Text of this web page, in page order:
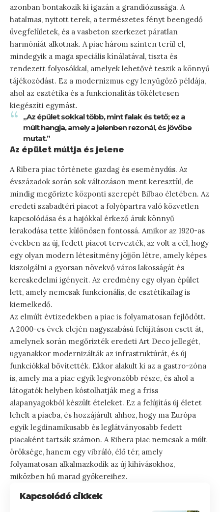
azonban bontakozik ki igazán a grandiózussága. A
hatalmas, nyitott terek, a természetes fényt beengedő
üvegfelületek, és a vasbeton szerkezet páratlan
harmóniát alkotnak. A piac három szinten terül el,
mindegyik a maga speciális kínálatával, tiszta és
rendezett folyosókkal, amelyek lehetővé teszik a könnyű
tájékozódást. Ez a modernizmus egy lenyűgöző példája,
ahol az esztétika és a funkcionalitás tökéletesen
kiegészíti egymást.
„Az épület sokkal több, mint falak és tető; ez a
múlt hangja, amely a jelenben rezonál, és jövőbe
mutat.”
Az épület múltja és jelene
A Ribera piac története gazdag és eseménydús. Az
évszázadok során sok változáson ment keresztül, de
mindig megőrizte központi szerepét Bilbao életében. Az
eredeti szabadtéri piacot a folyópartra való közvetlen
kapcsolódása és a hajókkal érkező áruk könnyű
lerakodása tette különösen fontossá. Amikor az 1920-as
években az új, fedett piacot tervezték, az volt a cél, hogy
egy olyan modern létesítmény jöjjön létre, amely képes
kiszolgálni a gyorsan növekvő város lakosságát és
kereskedelmi igényeit. Az eredmény egy olyan épület
lett, amely nemcsak funkcionális, de esztétikailag is
kiemelkedő.
Az elmúlt évtizedekben a piac is folyamatosan fejlődött.
A 2000-es évek elején nagyszabású felújításon esett át,
amelynek során megőrizték eredeti Art Deco jellegét,
ugyanakkor modernizálták az infrastruktúrát, és új
funkciókkal bővítették. Ekkor alakult ki az a gastro-zóna
is, amely ma a piac egyik legvonzóbb része, és ahol a
látogatók helyben kóstolhatják meg a friss
alapanyagokból készült ételeket. Ez a felújítás új életet
lehelt a piacba, és hozzájárult ahhoz, hogy ma Európa
egyik legdinamikusabb és leglátványosabb fedett
piacaként tartsák számon. A Ribera piac nemcsak a múlt
öröksége, hanem egy vibráló, élő tér, amely
folyamatosan alkalmazkodik az új kihívásokhoz,
miközben hű marad gyökereihez.
Kapcsolódó cikkek